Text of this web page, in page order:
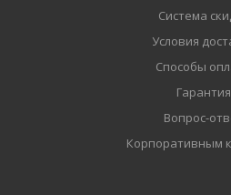
Система
Условия
Способы
Гарантия
Вопрос-
Корпоративным